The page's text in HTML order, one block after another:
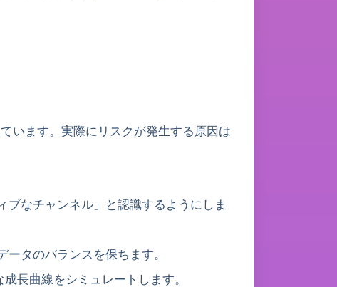
います。実際にリスクが発生する原因は
なチャンネル」と認識するようにしま
タのバランスを保ちます。
長曲線をシミュレートします。